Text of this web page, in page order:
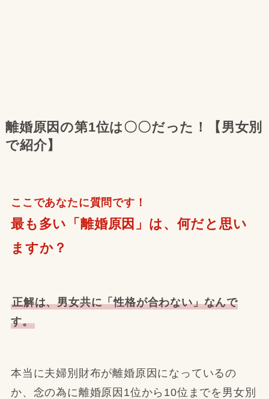
離婚原因の第1位は〇〇だった！【男女別
で紹介】
ここであなたに質問です！
最も多い「離婚原因」は、何だと思い
ますか？
正解は、男女共に「性格が合わない」なんで
す。
本当に夫婦別財布が離婚原因になっているの
か、念の為に離婚原因1位から10位までを男女別